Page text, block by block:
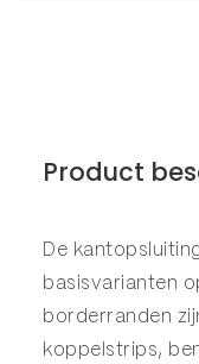
Product
De
basisvarianten
borderranden
koppelstrips,